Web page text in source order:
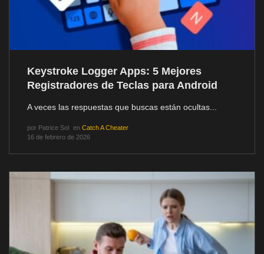
Keystroke Logger Apps: 5 Mejores
Registradores de Teclas para Android
A veces las respuestas que buscas están ocultas...
por Patrice Sol en Catch A Cheater
16 de febrero de 2026